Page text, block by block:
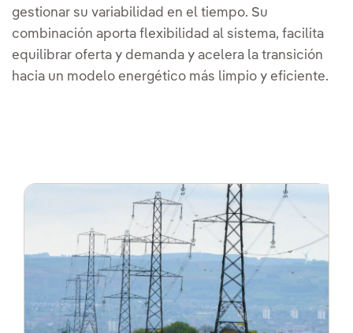
gestionar su variabilidad en el tiempo. Su
combinación aporta flexibilidad al sistema, facilita
equilibrar oferta y demanda y acelera la transición
hacia un modelo energético más limpio y eficiente.